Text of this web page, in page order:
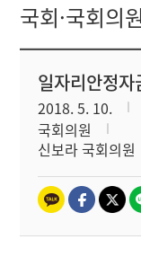
국회·국회의
일자리안정
2018. 5. 10.
국회의원
신보라 국회의원